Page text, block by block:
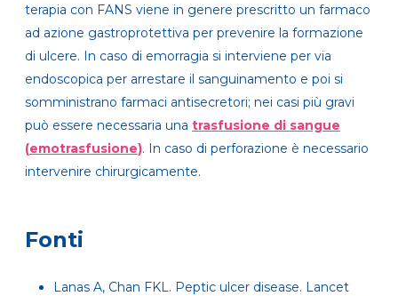
terapia con FANS viene in genere prescritto un farmaco
ad azione gastroprotettiva per prevenire la formazione
di ulcere. In caso di emorragia si interviene per via
endoscopica per arrestare il sanguinamento e poi si
somministrano farmaci antisecretori; nei casi più gravi
può essere necessaria una trasfusione di sangue
(emotrasfusione). In caso di perforazione è necessario
intervenire chirurgicamente.
Fonti
Lanas A, Chan FKL. Peptic ulcer disease. Lancet